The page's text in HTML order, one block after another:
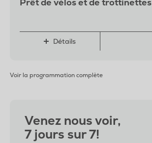
Voir la programmation complète
Prêt de vélos et de trottinettes
Détails
Venez nous voir,
7 jours sur 7!